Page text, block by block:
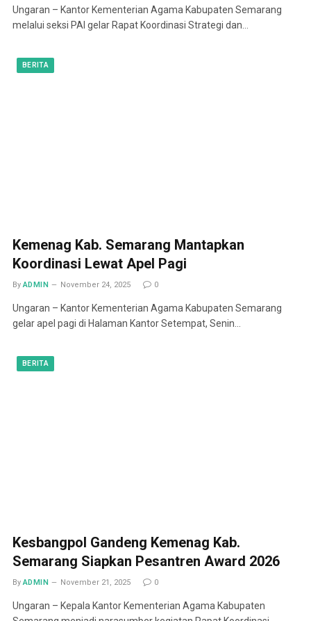
Ungaran – Kantor Kementerian Agama Kabupaten Semarang
melalui seksi PAI gelar Rapat Koordinasi Strategi dan…
BERITA
Kemenag Kab. Semarang Mantapkan
Koordinasi Lewat Apel Pagi
By ADMIN November 24, 2025 0
Ungaran – Kantor Kementerian Agama Kabupaten Semarang
gelar apel pagi di Halaman Kantor Setempat, Senin…
BERITA
Kesbangpol Gandeng Kemenag Kab.
Semarang Siapkan Pesantren Award 2026
By ADMIN November 21, 2025 0
Ungaran – Kepala Kantor Kementerian Agama Kabupaten